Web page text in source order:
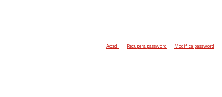
Accedi Recupera password Modifica password